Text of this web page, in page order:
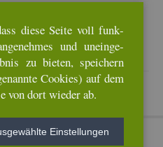
um 10:19 Uhr ak­
diese Seite voll funk­
und un­ein­ge­
zu bie­ten, spei­chern
Coo­kies) auf dem
von dort wie­der ab.
Ein­stel­lun­gen